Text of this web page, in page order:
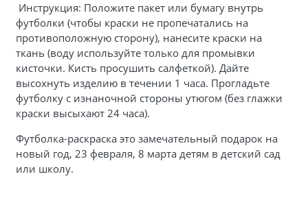
Инструкция: Положите пакет или бумагу внутрь
футболки (чтобы краски не пропечатались на
противоположную сторону), нанесите краски на
ткань (воду используйте только для промывки
кисточки. Кисть просушить салфеткой). Дайте
высохнуть изделию в течении 1 часа. Прогладьте
футболку с изнаночной стороны утюгом (без глажки
краски высыхают 24 часа).
Футболка-раскраска это замечательный подарок на
новый год, 23 февраля, 8 марта детям в детский сад
или школу.